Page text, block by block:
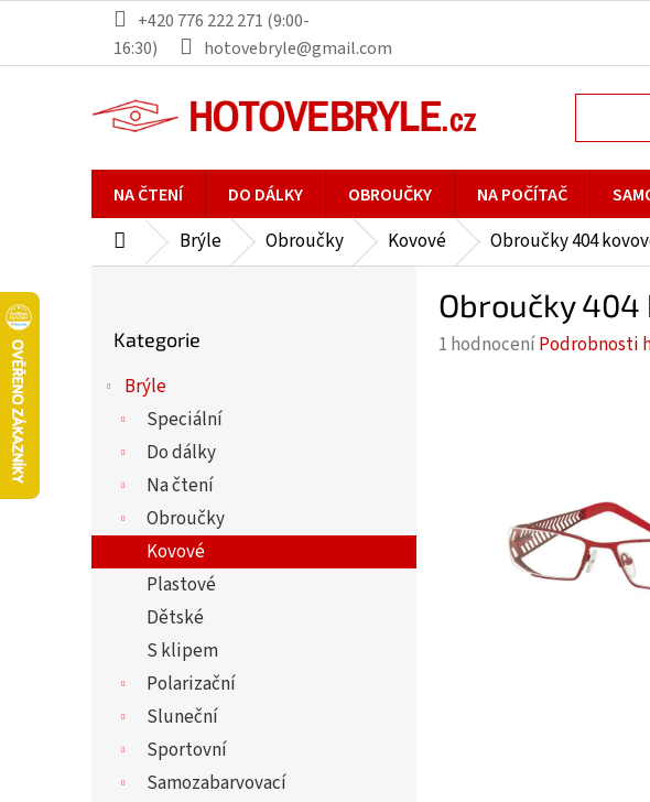
obsah
+420 776 222 271 (9:00-
16:30)
hotovebryle@gmail.com
NA ČTENÍ DO DÁLKY OBROUČKY NA POČÍTAČ
DomůBrýle Obroučky Kovové Obroučky 404
kategorie
Kategorie
Brýle
Speciální
Do dálky
Na čtení
Obroučky
Kovové
Plastové
Dětské
S klipem
Polarizační
Sluneční
Sportovní
Samozabarvovací
Obroučky 404
Průměrné
hvězdiček.
1 hodnoceníPodrobnosti